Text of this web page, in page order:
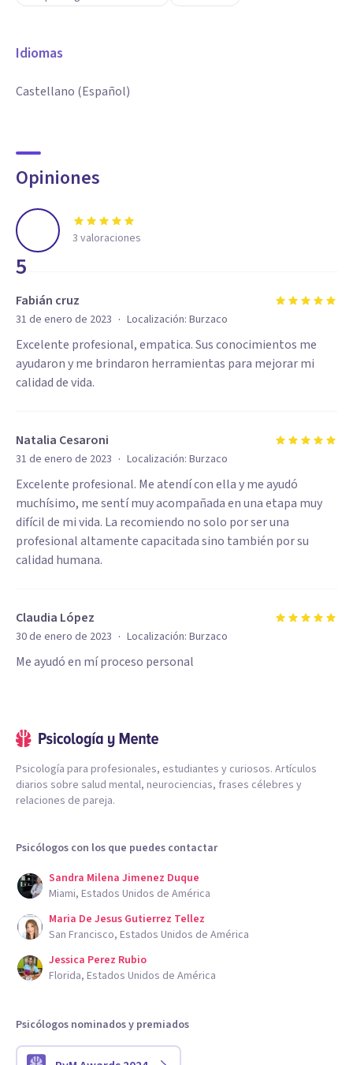
Idiomas
Castellano (Español)
Opiniones
5
3 valoraciones
Fabián cruz
31 de enero de 2023 · Localización: Burzaco
Excelente profesional, empatica. Sus conocimientos me
ayudaron y me brindaron herramientas para mejorar mi
calidad de vida.
Natalia Cesaroni
31 de enero de 2023 · Localización: Burzaco
Excelente profesional. Me atendí con ella y me ayudó
muchísimo, me sentí muy acompañada en una etapa muy
difícil de mi vida. La recomiendo no solo por ser una
profesional altamente capacitada sino también por su
calidad humana.
Claudia López
30 de enero de 2023 · Localización: Burzaco
Me ayudó en mí proceso personal
Psicología para profesionales, estudiantes y curiosos. Artículos
diarios sobre salud mental, neurociencias, frases célebres y
relaciones de pareja.
Psicólogos con los que puedes contactar
Sandra Milena Jimenez Duque
Miami, Estados Unidos de América
Maria De Jesus Gutierrez Tellez
San Francisco, Estados Unidos de América
Jessica Perez Rubio
Florida, Estados Unidos de América
Psicólogos nominados y premiados